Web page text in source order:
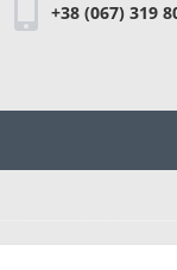
+38 (067) 319